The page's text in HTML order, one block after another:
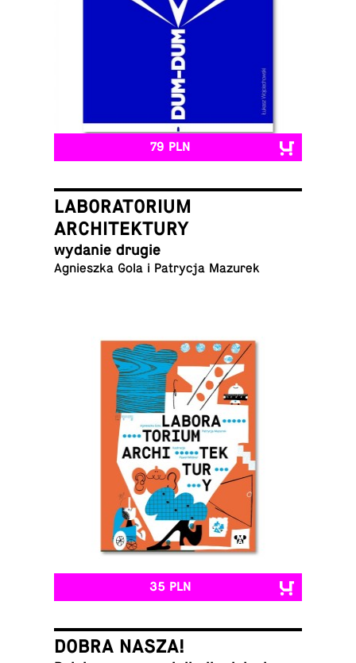
79 PLN
LABORATORIUM
ARCHITEKTURY
wydanie drugie
Agniesz­ka Gola i Pa­try­cja Mazurek
35 PLN
DOBRA NASZA!